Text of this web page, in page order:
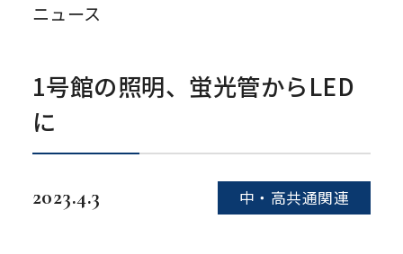
ニュース
1号館の照明、蛍光管からLED
に
2023.4.3 中・高共通関連